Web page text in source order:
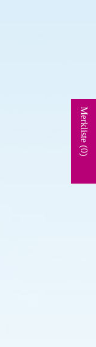
Merkliste (
0
)